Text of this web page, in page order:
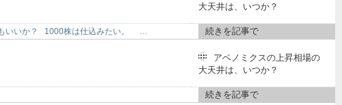
大天井は、いつか？
もいいか？ 1000株は仕込みたい。 … 続きを記事で
アベノミクスの上昇相場の
大天井は、いつか？
続きを記事で